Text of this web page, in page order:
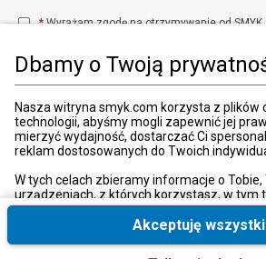
Dbamy o Twoją
Nasza witryna smyk.com korzysta z plików
technologii, abyśmy mogli zapewnić jej
mierzyć wydajność, dostarczać Ci
reklam dostosowanych do Twoich
W tych celach zbieramy informacje o
urządzeniach, z których korzystasz, w tym
do prawidłowego funkcjonowania strony
Te niezbędne pliki cookies możesz
Akceptuję
*Wyrażam zgodę na otrzymywanie od
elektronicznej (e-mail).
W każdej chwili możesz z łatwością cofnąć
Kraj i język: Polska (Poland)